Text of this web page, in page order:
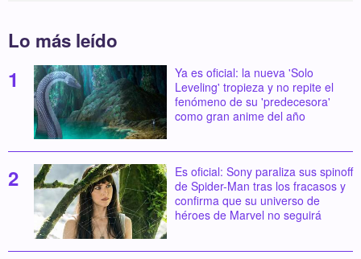
Lo más leído
Ya es oficial: la nueva 'Solo
Leveling' tropieza y no repite el
fenómeno de su 'predecesora'
como gran anime del año
Es oficial: Sony paraliza sus spinoff
de Spider-Man tras los fracasos y
confirma que su universo de
héroes de Marvel no seguirá